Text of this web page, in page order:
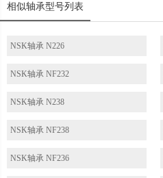
相似轴承型号列表
NSK轴承 N226
NSK轴承 NF232
NSK轴承 N238
NSK轴承 NF238
NSK轴承 NF236